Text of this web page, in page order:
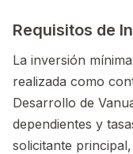
Requisitos de
La inversión
realizada como
Desarrollo de
dependientes y
solicitante